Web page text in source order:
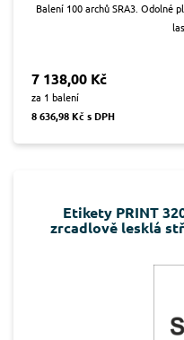
Balení 100 archů SRA3. Odolné
7 138,00 Kč
za 1 balení
8 636,98 Kč s DPH
Etikety PRINT
zrcadlově lesklá